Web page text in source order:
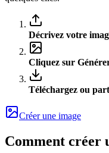
Décrivez votre
Cliquez sur
Téléchargez ou
Créer une image
Comment créer